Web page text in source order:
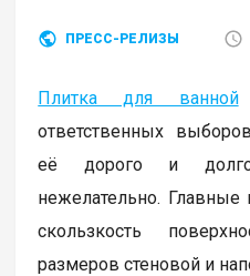
ПРЕСС-РЕЛИЗЫ
Плитка для ванной
ответственных
её дорого и
нежелательно. Главные
скользкость
размеров стеновой и